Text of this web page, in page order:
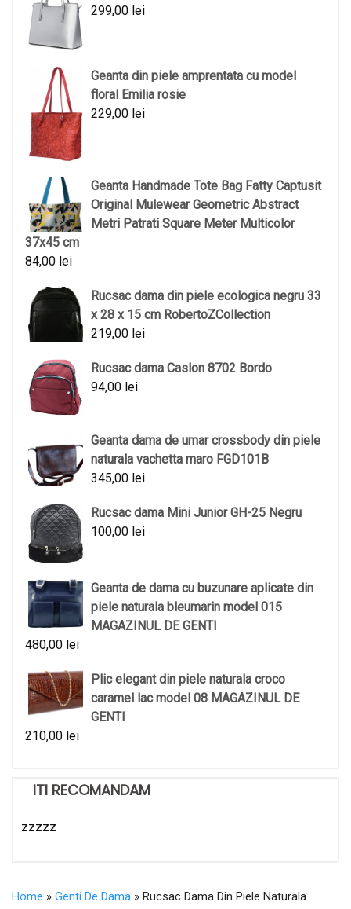
299,00 lei
Geanta din piele amprentata cu model
floral Emilia rosie
229,00 lei
Geanta Handmade Tote Bag Fatty Captusit
Original Mulewear Geometric Abstract
Metri Patrati Square Meter Multicolor
37x45 cm
84,00 lei
Rucsac dama din piele ecologica negru 33
x 28 x 15 cm RobertoZCollection
219,00 lei
Rucsac dama Caslon 8702 Bordo
94,00 lei
Geanta dama de umar crossbody din piele
naturala vachetta maro FGD101B
345,00 lei
Rucsac dama Mini Junior GH-25 Negru
100,00 lei
Geanta de dama cu buzunare aplicate din
piele naturala bleumarin model 015
MAGAZINUL DE GENTI
480,00 lei
Plic elegant din piele naturala croco
caramel lac model 08 MAGAZINUL DE
GENTI
210,00 lei
ITI RECOMANDAM
zzzzz
Home » Genti De Dama » Rucsac Dama Din Piele Naturala